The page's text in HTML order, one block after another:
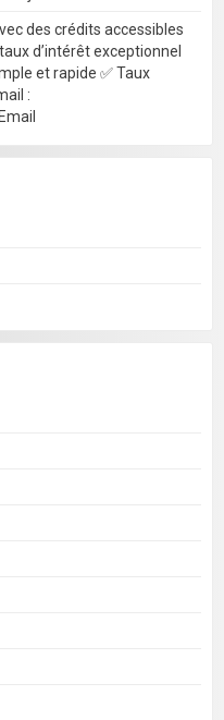
des crédits accessibles
d’intérêt exceptionnel
et rapide ✅ Taux
: